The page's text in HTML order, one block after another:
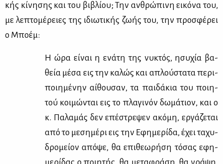
κής κί­νη­σης και του βι­βλί­ου; Την αν­θρώ­πι­νη ει­κό­να του,
με λε­πτο­μέ­ρειες της ιδιω­τι­κής ζω­ής του, την προ­σφέ­ρει
ο Μπο­έμ:
Η ώρα εί­ναι η ενά­τη της νυ­κτός, ησυ­χία βα­
θεία μέ­σα εις την κα­λώς και απλού­στα­τα πε­ρι­
ποι­η­μέ­νην αί­θου­σαν, τα παι­δά­κια του ποι­η­
τού κοι­μώ­νται εις το πλα­γι­νόν δω­μά­τιον, και ο
κ. Πα­λα­μάς δεν επέ­στρε­ψεν ακό­μη, ερ­γά­ζε­ται
από το με­ση­μέ­ρι εις την Εφη­με­ρί­δα, έχει τα­χυ­
δρο­μεί­ον από­ψε, θα επι­θε­ω­ρή­ση τό­σας εφη­